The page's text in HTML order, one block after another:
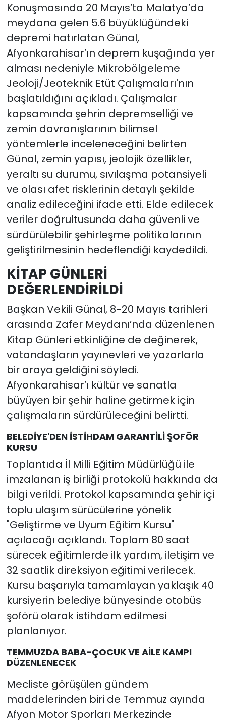
Konuşmasında 20 Mayıs’ta Malatya’da
meydana gelen 5.6 büyüklüğündeki
depremi hatırlatan Günal,
Afyonkarahisar’ın deprem kuşağında yer
alması nedeniyle Mikrobölgeleme
Jeoloji/Jeoteknik Etüt Çalışmaları'nın
başlatıldığını açıkladı. Çalışmalar
kapsamında şehrin depremselliği ve
zemin davranışlarının bilimsel
yöntemlerle inceleneceğini belirten
Günal, zemin yapısı, jeolojik özellikler,
yeraltı su durumu, sıvılaşma potansiyeli
ve olası afet risklerinin detaylı şekilde
analiz edileceğini ifade etti. Elde edilecek
veriler doğrultusunda daha güvenli ve
sürdürülebilir şehirleşme politikalarının
geliştirilmesinin hedeflendiği kaydedildi.
KİTAP GÜNLERİ
DEĞERLENDİRİLDİ
Başkan Vekili Günal, 8-20 Mayıs tarihleri
arasında Zafer Meydanı’nda düzenlenen
Kitap Günleri etkinliğine de değinerek,
vatandaşların yayınevleri ve yazarlarla
bir araya geldiğini söyledi.
Afyonkarahisar’ı kültür ve sanatla
büyüyen bir şehir haline getirmek için
çalışmaların sürdürüleceğini belirtti.
BELEDİYE'DEN İSTİHDAM GARANTİLİ ŞOFÖR
KURSU
Toplantıda İl Milli Eğitim Müdürlüğü ile
imzalanan iş birliği protokolü hakkında da
bilgi verildi. Protokol kapsamında şehir içi
toplu ulaşım sürücülerine yönelik
"Geliştirme ve Uyum Eğitim Kursu"
açılacağı açıklandı. Toplam 80 saat
sürecek eğitimlerde ilk yardım, iletişim ve
32 saatlik direksiyon eğitimi verilecek.
Kursu başarıyla tamamlayan yaklaşık 40
kursiyerin belediye bünyesinde otobüs
şoförü olarak istihdam edilmesi
planlanıyor.
TEMMUZDA BABA-ÇOCUK VE AİLE KAMPI
DÜZENLENECEK
Mecliste görüşülen gündem
maddelerinden biri de Temmuz ayında
Afyon Motor Sporları Merkezinde